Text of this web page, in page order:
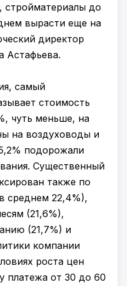
до
вырасти еще на
директор
Астафьева.
самый
стоимость
чуть меньше, на
на воздуховоды и
подорожали
Существенный
также по
среднем 22,4%),
(21,6%),
(21,7%) и
компании
роста цен
платежа от 30 до 60